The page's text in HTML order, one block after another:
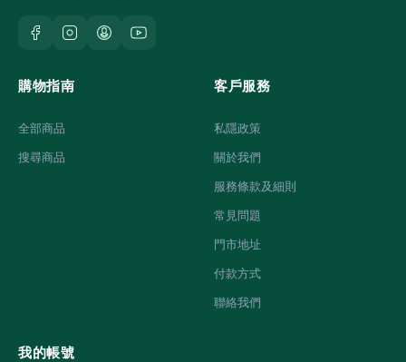
購物指南
全部商品
搜尋商品
客戶服務
私隱政策
關於我們
服務條款及細則
常見問題
門市地址
付款方式
聯絡我們
我的帳號